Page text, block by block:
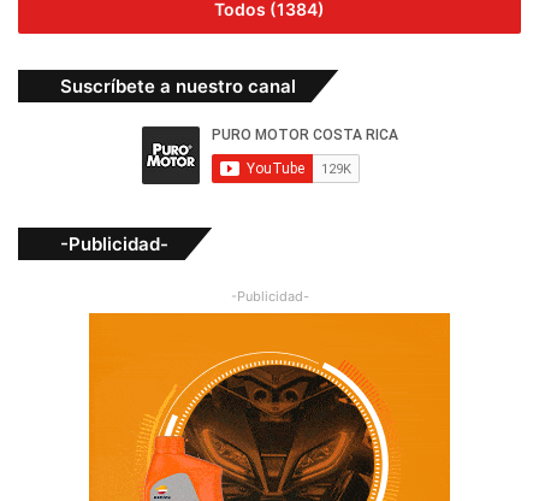
Todos (1384)
Suscríbete a nuestro canal
-Publicidad-
-Publicidad-